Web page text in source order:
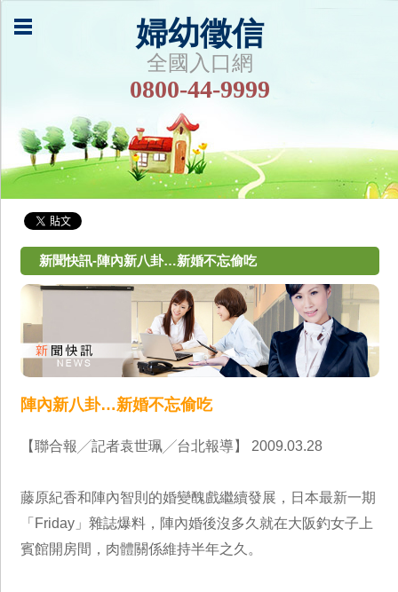
婦幼徵信
全國入口網
0800-44-9999
新聞快訊-陣內新八卦…新婚不忘偷吃
陣內新八卦…新婚不忘偷吃
【聯合報╱記者袁世珮╱台北報導】 2009.03.28
藤原紀香和陣內智則的婚變醜戲繼續發展，日本最新一期
「Friday」雜誌爆料，陣內婚後沒多久就在大阪釣女子上
賓館開房間，肉體關係維持半年之久。